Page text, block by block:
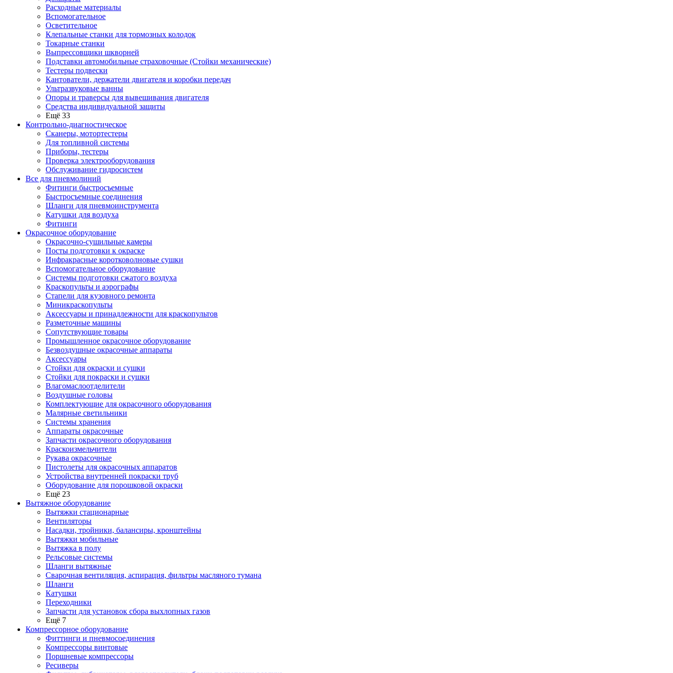
Расходные материалы
Вспомогательное
Осветительное
Клепальные станки для тормозных колодок
Токарные станки
Выпрессовщики шкворней
Подставки автомобильные страховочные (Стойки механические)
Тестеры подвески
Кантователи, держатели двигателя и коробки передач
Ультразвуковые ванны
Опоры и траверсы для вывешивания двигателя
Средства индивидуальной защиты
Ещё 33
Контрольно-диагностическое
Сканеры, мотортестеры
Для топливной системы
Приборы, тестеры
Проверка электрооборудования
Обслуживание гидросистем
Все для пневмолиний
Фитинги быстросъемные
Быстросъемные соединения
Шланги для пневмоинструмента
Катушки для воздуха
Фитинги
Окрасочное оборудование
Окрасочно-сушильные камеры
Посты подготовки к окраске
Инфракрасные коротковолновые сушки
Вспомогательное оборудование
Системы подготовки сжатого воздуха
Краскопульты и аэрографы
Стапели для кузовного ремонта
Миникраскопульты
Аксессуары и принадлежности для краскопультов
Разметочные машины
Сопутствующие товары
Промышленное окрасочное оборудование
Безвоздушные окрасочные аппараты
Аксессуары
Стойки для окраски и сушки
Стойки для покраски и сушки
Влагомаслоотделители
Воздушные головы
Комплектующие для окрасочного оборудования
Малярные светильники
Системы хранения
Аппараты окрасочные
Запчасти окрасочного оборудования
Краскоизмельчители
Рукава окрасочные
Пистолеты для окрасочных аппаратов
Устройства внутренней покраски труб
Оборудование для порошковой окраски
Ещё 23
Вытяжное оборудование
Вытяжки стационарные
Вентиляторы
Насадки, тройники, балансиры, кронштейны
Вытяжки мобильные
Вытяжка в полу
Рельсовые системы
Шланги вытяжные
Сварочная вентиляция, аспирация, фильтры масляного тумана
Шланги
Катушки
Переходники
Запчасти для установок сбора выхлопных газов
Ещё 7
Компрессорное оборудование
Фиттинги и пневмосоединения
Компрессоры винтовые
Поршневые компрессоры
Ресиверы